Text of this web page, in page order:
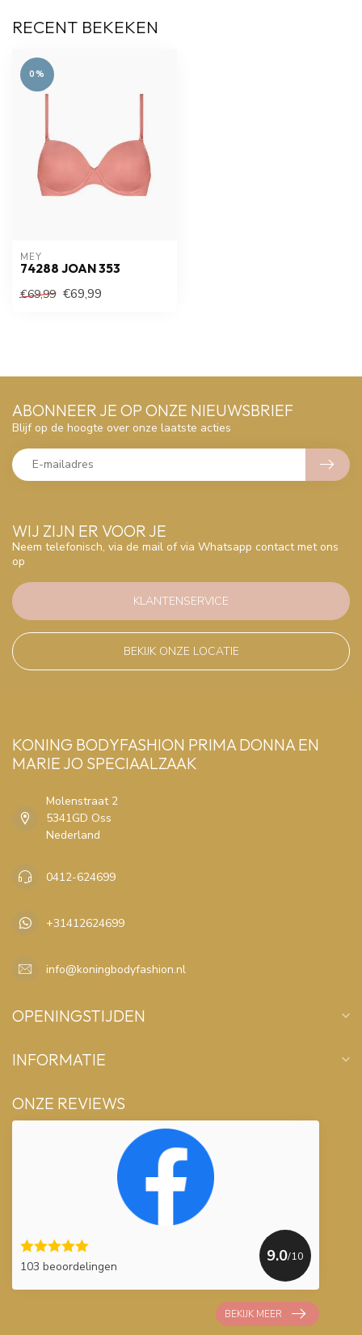
RECENT BEKEKEN
0%
MEY
74288 JOAN 353
€69,99 €69,99
WIJ ZIJN ER VOOR JE
Neem telefonisch, via de mail of via Whatsapp contact met ons
op
KLANTENSERVICE
BEKIJK ONZE LOCATIE
ABONNEER JE OP ONZE NIEUWSBRIEF
Blijf op de hoogte over onze laatste acties
KONING BODYFASHION PRIMA DONNA EN
MARIE JO SPECIAALZAAK
Molenstraat 2
5341GD Oss
Nederland
0412-624699
+31412624699
info@koningbodyfashion.nl
OPENINGSTIJDEN
INFORMATIE
ONZE REVIEWS
103 beoordelingen
9.0/10
BEKIJK MEER